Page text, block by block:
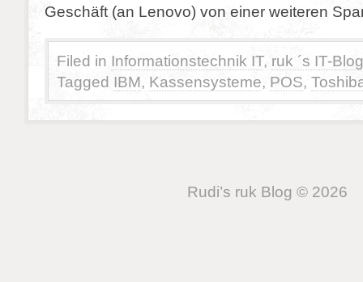
Geschäft (an Lenovo) von einer weiteren
Filed in Informationstechnik IT, ruk ´s IT-Blog
Tagged IBM, Kassensysteme, POS,
Rudi’s ruk Blog © 2026